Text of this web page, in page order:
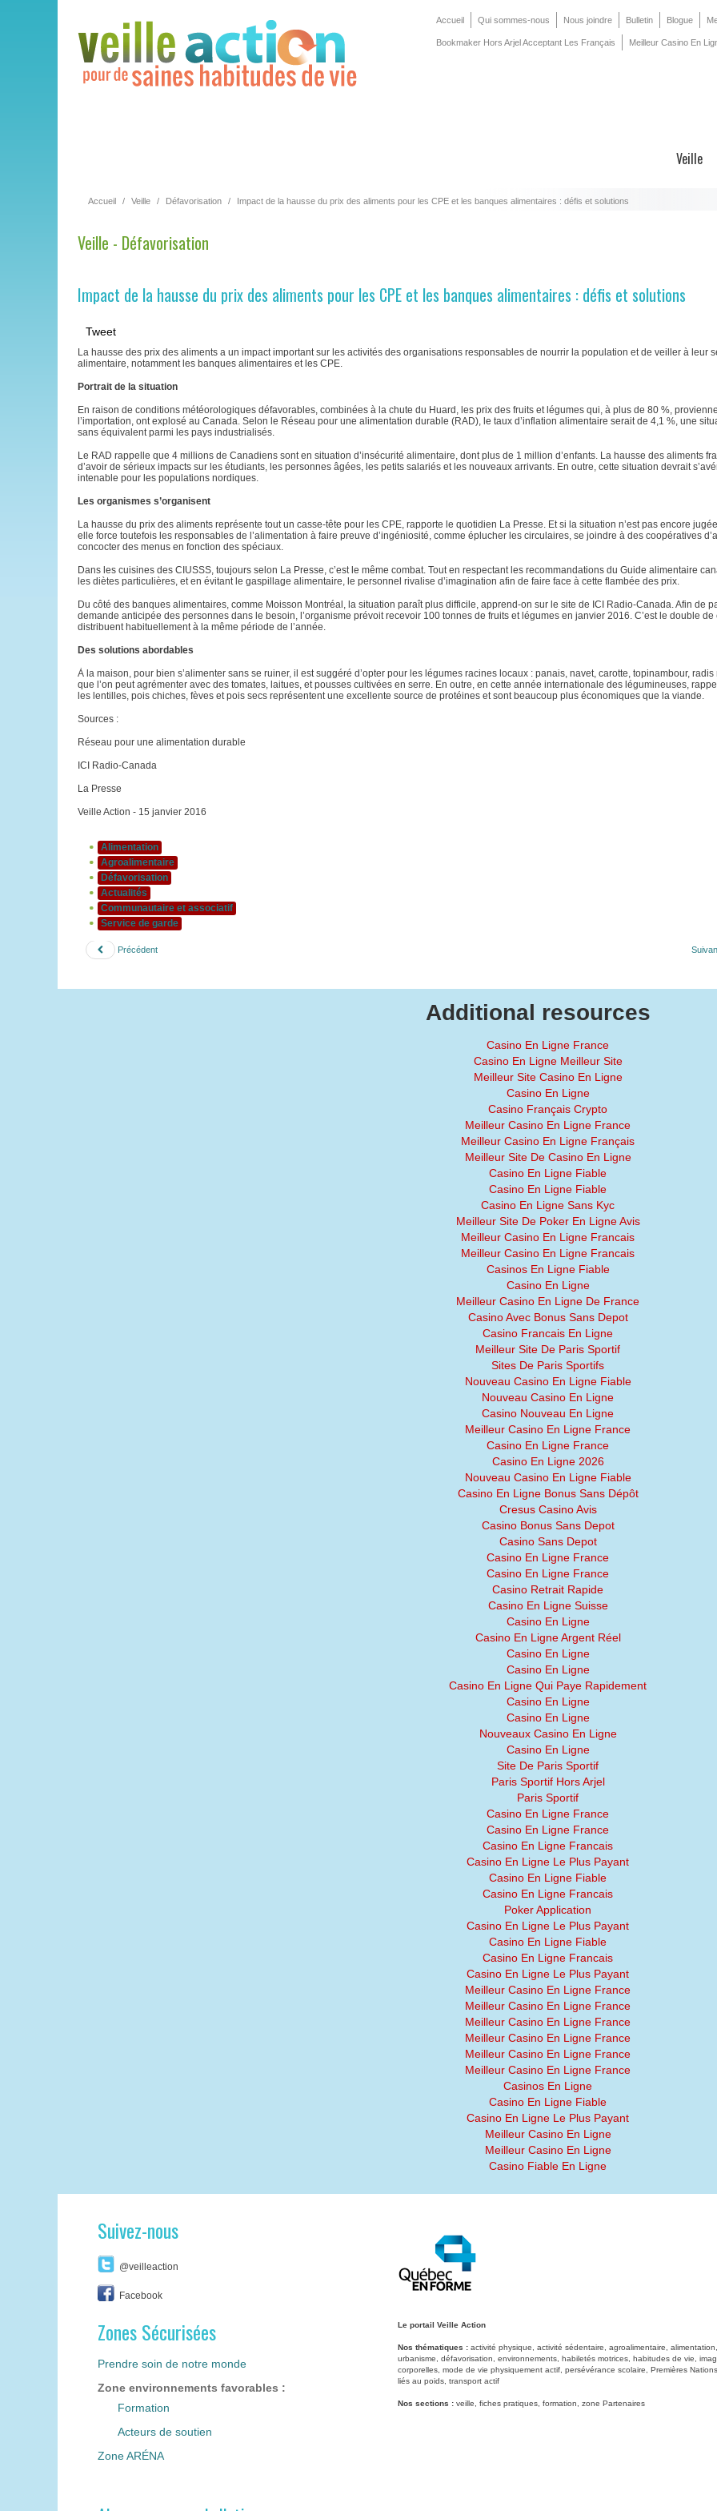
Accueil Qui sommes-nous Nous joindre Bulletin Blogue
Bookmaker Hors Arjel Acceptant Les Français Meilleur Casino En
Veille
Accueil / Veille / Défavorisation / Impact de la hausse du prix des aliments pour les CPE et les banques alimentaires : défis et solutions
Veille - Défavorisation
Impact de la hausse du prix des aliments pour les CPE et les banques alimentaires : défis et solutions
Tweet
La hausse des prix des aliments a un impact important sur les activités des organisations responsables de nourrir la population et de veiller à leur
alimentaire, notamment les banques alimentaires et les CPE.
Portrait de la situation
En raison de conditions météorologiques défavorables, combinées à la chute du Huard, les prix des fruits et légumes qui, à plus de 80 %,
l’importation, ont explosé au Canada. Selon le Réseau pour une alimentation durable (RAD), le taux d’inflation alimentaire serait de 4,1 %, une
sans équivalent parmi les pays industrialisés.
Le RAD rappelle que 4 millions de Canadiens sont en situation d’insécurité alimentaire, dont plus de 1 million d’enfants. La hausse des aliments
d’avoir de sérieux impacts sur les étudiants, les personnes âgées, les petits salariés et les nouveaux arrivants. En outre, cette situation devrait
intenable pour les populations nordiques.
Les organismes s’organisent
La hausse du prix des aliments représente tout un casse-tête pour les CPE, rapporte le quotidien La Presse. Et si la situation n’est pas encore
elle force toutefois les responsables de l’alimentation à faire preuve d’ingéniosité, comme éplucher les circulaires, se joindre à des coopératives
concocter des menus en fonction des spéciaux.
Dans les cuisines des CIUSSS, toujours selon La Presse, c’est le même combat. Tout en respectant les recommandations du Guide alimentaire
les diètes particulières, et en évitant le gaspillage alimentaire, le personnel rivalise d’imagination afin de faire face à cette flambée des prix.
Du côté des banques alimentaires, comme Moisson Montréal, la situation paraît plus difficile, apprend-on sur le site de ICI Radio-Canada. Afin de
demande anticipée des personnes dans le besoin, l’organisme prévoit recevoir 100 tonnes de fruits et légumes en janvier 2016. C’est le double de
distribuent habituellement à la même période de l’année.
Des solutions abordables
À la maison, pour bien s’alimenter sans se ruiner, il est suggéré d’opter pour les légumes racines locaux : panais, navet, carotte, topinambour, radis
que l’on peut agrémenter avec des tomates, laitues, et pousses cultivées en serre. En outre, en cette année internationale des légumineuses,
les lentilles, pois chiches, fèves et pois secs représentent une excellente source de protéines et sont beaucoup plus économiques que la viande.
Sources :
Réseau pour une alimentation durable
ICI Radio-Canada
La Presse
Veille Action - 15 janvier 2016
Alimentation
Agroalimentaire
Défavorisation
Actualités
Communautaire et associatif
Service de garde
Précédent
Additional resources
Casino En Ligne France
Casino En Ligne Meilleur Site
Meilleur Site Casino En Ligne
Casino En Ligne
Casino Français Crypto
Meilleur Casino En Ligne France
Meilleur Casino En Ligne Français
Meilleur Site De Casino En Ligne
Casino En Ligne Fiable
Casino En Ligne Fiable
Casino En Ligne Sans Kyc
Meilleur Site De Poker En Ligne Avis
Meilleur Casino En Ligne Francais
Meilleur Casino En Ligne Francais
Casinos En Ligne Fiable
Casino En Ligne
Meilleur Casino En Ligne De France
Casino Avec Bonus Sans Depot
Casino Francais En Ligne
Meilleur Site De Paris Sportif
Sites De Paris Sportifs
Nouveau Casino En Ligne Fiable
Nouveau Casino En Ligne
Casino Nouveau En Ligne
Meilleur Casino En Ligne France
Casino En Ligne France
Casino En Ligne 2026
Nouveau Casino En Ligne Fiable
Casino En Ligne Bonus Sans Dépôt
Cresus Casino Avis
Casino Bonus Sans Depot
Casino Sans Depot
Casino En Ligne France
Casino En Ligne France
Casino Retrait Rapide
Casino En Ligne Suisse
Casino En Ligne
Casino En Ligne Argent Réel
Casino En Ligne
Casino En Ligne
Casino En Ligne Qui Paye Rapidement
Casino En Ligne
Casino En Ligne
Nouveaux Casino En Ligne
Casino En Ligne
Site De Paris Sportif
Paris Sportif Hors Arjel
Paris Sportif
Casino En Ligne France
Casino En Ligne France
Casino En Ligne Francais
Casino En Ligne Le Plus Payant
Casino En Ligne Fiable
Casino En Ligne Francais
Poker Application
Casino En Ligne Le Plus Payant
Casino En Ligne Fiable
Casino En Ligne Francais
Casino En Ligne Le Plus Payant
Meilleur Casino En Ligne France
Meilleur Casino En Ligne France
Meilleur Casino En Ligne France
Meilleur Casino En Ligne France
Meilleur Casino En Ligne France
Meilleur Casino En Ligne France
Casinos En Ligne
Casino En Ligne Fiable
Casino En Ligne Le Plus Payant
Meilleur Casino En Ligne
Meilleur Casino En Ligne
Casino Fiable En Ligne
Suivez-nous
@veilleaction
Facebook
Zones Sécurisées
Prendre soin de notre monde
Zone environnements favorables :
Formation
Acteurs de soutien
Zone ARÉNA
Le portail Veille Action
Nos thématiques : activité physique, activité sédentaire, agroalimentaire,
urbanisme, défavorisation, environnements, habiletés motrices, habitudes de vie,
corporelles, mode de vie physiquement actif, persévérance scolaire, Premières
liés au poids, transport actif
Nos sections : veille, fiches pratiques, formation, zone Partenaires